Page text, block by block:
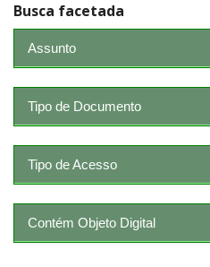
Busca facetada
Assunto
Tipo de Documento
Tipo de Acesso
Contém Objeto Digital